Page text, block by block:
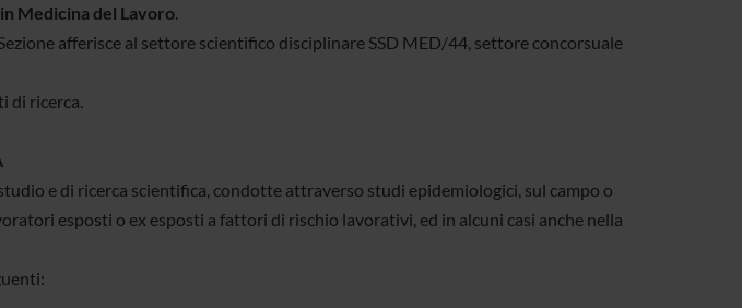
Medicina del Lavoro.
afferisce al settore scientifico disciplinare SSD MED/44, settore concorsuale
di ricerca.
e di ricerca scientifica, condotte attraverso studi epidemiologici, sul campo o
esposti o ex esposti a fattori di rischio lavorativi, ed in alcuni casi anche nella